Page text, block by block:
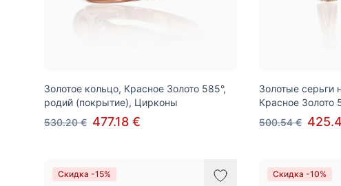
Золотое кольцо, Красное Золото 585°,
родий (покрытие), Цирконы
530.20 € 477.18 €
Золотые серьги
Красное Золото
500.54 €
Скидка -15% Скидка -10%